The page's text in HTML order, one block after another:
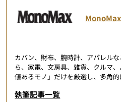
カバン、財布、腕時計、アパレル
ら、家電、文房具、雑貨、クルマ
値あるモノ」だけを厳選し、多角的
執筆記事一覧